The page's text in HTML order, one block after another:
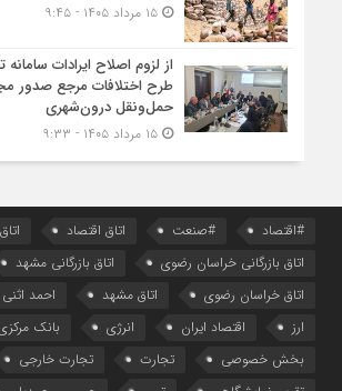
۱۵ مرداد ۱۴۰۵ - ۹:۴۵
از لزوم اصلاح ایرادات
طرح اختلافات مرجع صدور
حمل‌ونقل درون‌شهری
۱۵ مرداد ۱۴۰۵ - ۹:۳۳
#اقتصاد #صنعت اتاق اقتصاد
اتاق بازرگانی خراسان رضوی
اتاق بازرگانی مشهد
اتاق خراسان رضوی
اتاق مشهد
احمد
ارز
اقتصاد ایران انرژی
بانک
بخش خصوصی
تجارت تجارت خارجی